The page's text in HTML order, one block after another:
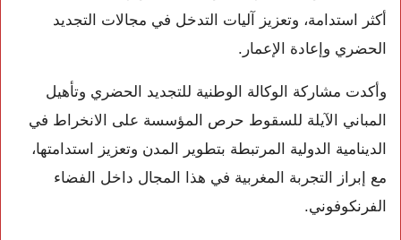
أكثر استدامة، وتعزيز آليات التدخل في مجالات التجديد
الحضري وإعادة الإعمار.
وأكدت مشاركة الوكالة الوطنية للتجديد الحضري وتأهيل
المباني الآيلة للسقوط حرص المؤسسة على الانخراط في
الدينامية الدولية المرتبطة بتطوير المدن وتعزيز استدامتها،
مع إبراز التجربة المغربية في هذا المجال داخل الفضاء
الفرنكوفوني.